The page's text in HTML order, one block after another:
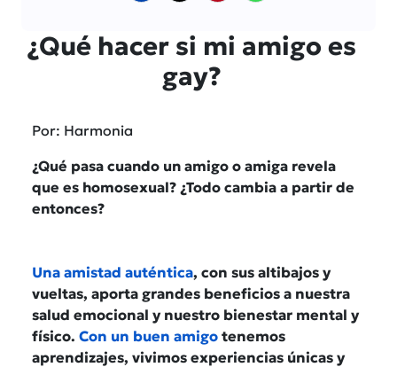
¿Qué hacer si mi amigo es
gay?
Por: Harmonia
¿Qué pasa cuando un amigo o amiga revela
que es homosexual? ¿Todo cambia a partir de
entonces?
Una amistad auténtica, con sus altibajos y
vueltas, aporta grandes beneficios a nuestra
salud emocional y nuestro bienestar mental y
físico. Con un buen amigo tenemos
aprendizajes, vivimos experiencias únicas y